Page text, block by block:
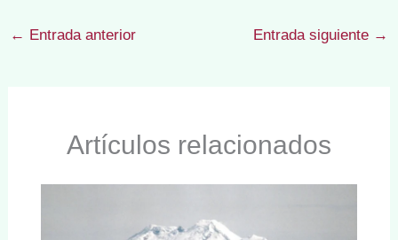
← Entrada anterior Entrada siguiente →
Artículos relacionados